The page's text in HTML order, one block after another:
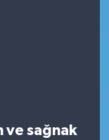
ve sağnak